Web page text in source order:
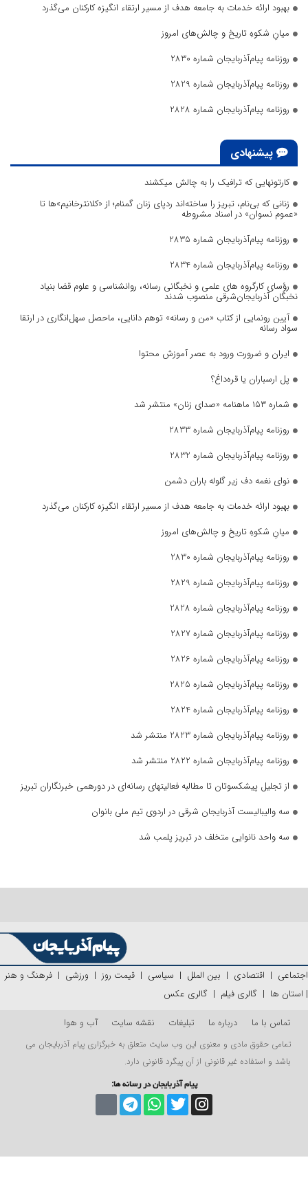
بهبود ارائه خدمات به جامعه هدف از مسیر ارتقاء انگیزه کارکنان می‌گذرد
میانِ شکوهِ تاریخ و چالش‌های امروز
روزنامه پیام‌آذربایجان شماره 2830
روزنامه پیام‌آذربایجان شماره 2829
روزنامه پیام‌آذربایجان شماره 2828
پیشنهادی
کارتونهایی که ترافیک را به چالش میکشند
زنانی که بی‌نام، تبریز را ساخته‌اند ردپای زنان گمنام؛ از «کلانترخانیم»ها تا
«عموم نسوان» در اسناد مشروطه
روزنامه پیام‌آذربایجان شماره 2835
روزنامه پیام‌آذربایجان شماره 2834
رؤسای کارگروه های علمی و نخبگانی رسانه، روانشناسی و علوم قضا بنیاد
نخبگان آذربایجان‌شرقی منصوب شدند
آیین رونمایی از کتاب «من و رسانه» توهم دانایی، ماحصل سهل‌انگاری در ارتقا
سواد رسانه
ایران و ضرورت ورود به عصر آموزش محتوا
پل ارسباران یا قره‌داغ؟
شماره ۱۵۳ ماهنامه «صدای زنان» منتشر شد
روزنامه پیام‌آذربایجان شماره 2833
روزنامه پیام‌آذربایجان شماره 2832
نوای نغمه دف زیر گلوله باران دشمن
بهبود ارائه خدمات به جامعه هدف از مسیر ارتقاء انگیزه کارکنان می‌گذرد
میانِ شکوهِ تاریخ و چالش‌های امروز
روزنامه پیام‌آذربایجان شماره 2830
روزنامه پیام‌آذربایجان شماره 2829
روزنامه پیام‌آذربایجان شماره 2828
روزنامه پیام‌آذربایجان شماره 2827
روزنامه پیام‌آذربایجان شماره 2826
روزنامه پیام‌آذربایجان شماره 2825
روزنامه پیام‌آذربایجان شماره 2824
روزنامه پیام‌آذربایجان شماره 2823 منتشر شد
روزنامه پیام‌آذربایجان شماره 2822 منتشر شد
از تجلیل پیشکسوتان تا مطالبه فعالیتهای رسانه‌ای در دورهمی خبرنگاران تبریز
سه والیبالیست آذربایجان‌ شرقی در اردوی تیم ملی بانوان
سه واحد نانوایی متخلف در تبریز پلمب شد
اجتماعی | اقتصادی | بین الملل | سیاسی | قیمت روز | ورزشی | فرهنگ و هنر
| استان ها | گالری فیلم | گالری عکس
تماس با ما
درباره ما تبلیغات نقشه سایت آب و هوا
تمامی حقوق مادی و معنوی این وب سایت متعلق به خبرگزاری پیام آذربایجان می
باشد و استفاده غیر قانونی از آن پیگرد قانونی دارد.
پیام آذربایجان در رسانه ها: